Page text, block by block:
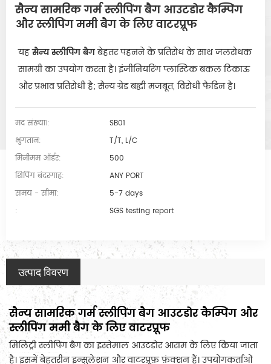
सैन्य सामरिक गर्म स्लीपिंग बैग आउटडोर कैम्पिंग
और स्लीपिंग ममी बैग के लिए वाटरप्रूफ
यह सैन्य स्लीपिंग बैग बेहतर पहनने के प्रतिरोध के साथ जलरोधक
सामग्री का उपयोग करता है। इंजीनियरिंग प्लास्टिक बकल टिकाऊ
और प्रभाव प्रतिरोधी है; सैन्य ग्रेड बद्धी मजबूत, विरोधी फैडिन है।
मद संख्या।:
SB01
भुगतान:
T/T, L/C
मिनीमम ऑर्डर:
500
शिपिंग बंदरगाह:
ANY PORT
समय - सीमा:
5-7 days
:
SGS testing report
उत्पाद विवरण
सैन्य सामरिक गर्म स्लीपिंग बैग आउटडोर कैम्पिंग और
स्लीपिंग ममी बैग के लिए वाटरप्रूफ
मिलिट्री स्लीपिंग बैग का इस्तेमाल आउटडोर आराम के लिए किया जाता
है। इसमें बेहतरीन इन्सुलेशन और वाटरप्रूफ़ फ़ंक्शन हैं। उपयोगकर्ताओं